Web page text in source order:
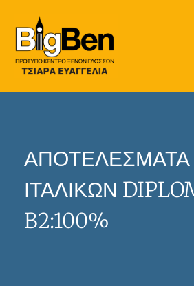
ΑΠΟΤΕΛΕΣΜΑΤΑ
ΙΤΑΛΙΚΩΝ
B2:100%